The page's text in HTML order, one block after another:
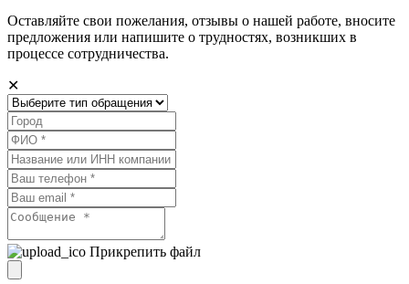
Оставляйте свои пожелания, отзывы о нашей работе, вносите
предложения или напишите о трудностях, возникших в
процессе сотрудничества.
✕
Прикрепить файл